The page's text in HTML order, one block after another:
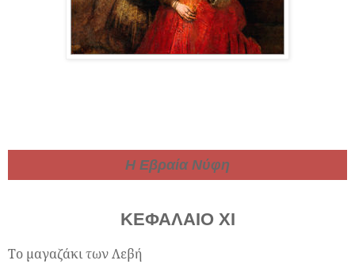
Η Εβραία Νύφη
ΚΕΦΑΛΑΙΟ ΧΙ
Το μαγαζάκι των Λεβή